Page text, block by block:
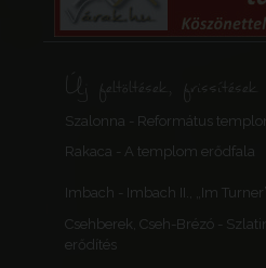
Új feltöltések, frissítések
Szalonna - Református
Rakaca - A templom erődfala
Imbach - Imbach II., „Im
Csehberek, Cseh-Brézó -
erődítés